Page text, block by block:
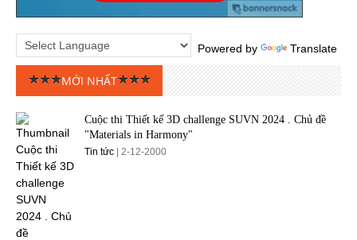
Powered by Translate
MỚI NHẤT
Cuộc thi Thiết kế 3D challenge SUVN 2024 . Chủ đề
"Materials in Harmony"
Tin tức| 2-12-2000